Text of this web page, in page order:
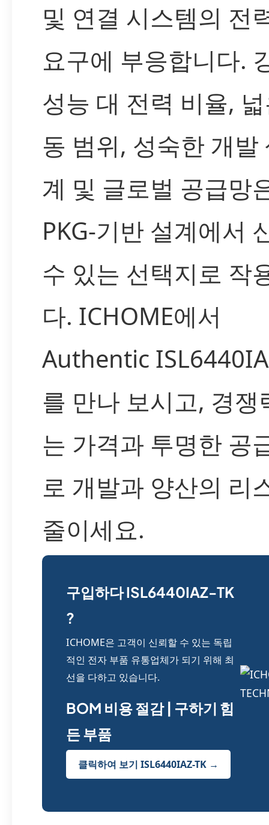
및 연결 시스템의 전
요구에 부응합니다.
성능 대 전력 비율,
동 범위, 성숙한 개발
계 및 글로벌 공급망
PKG-기반 설계에서
수 있는 선택지로 작
다. ICHOME에서
Authentic
를 만나 보시고, 경쟁
는 가격과 투명한 공
로 개발과 양산의 리
줄이세요.
구입하다 ISL6440IAZ-TK
?
ICHOME은 고객이 신뢰할 수 있는 독립
적인 전자 부품 유통업체가 되기 위해 최
선을 다하고 있습니다.
BOM 비용 절감 | 구하기 힘
든 부품
클릭하여 보기 ISL6440IAZ-TK →